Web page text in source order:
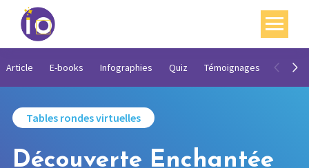
Vos enjeux
Académie
Ressources
Article E-books Infographies Quiz Témoignages Vidéos
Tables rondes virtuelles
Découverte Enchantée